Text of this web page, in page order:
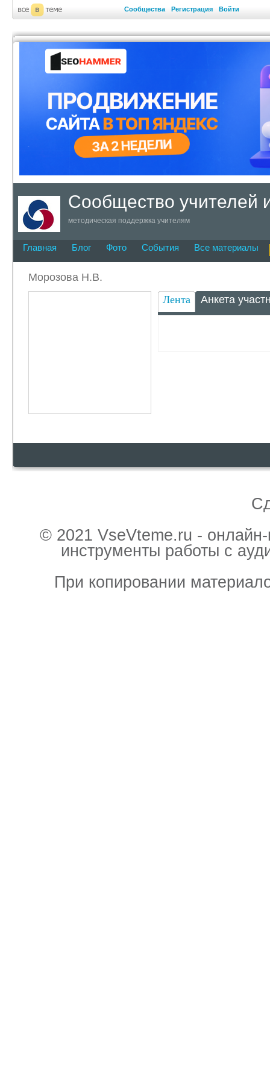
Сообщества Регистрация Войти
Сообщество учителей
методическая поддержка учителям
Главная Блог Фото События Все материалы
Морозова Н.В.
Лента
Анкета
© 2021 VseVteme.ru -
инструменты работы с
При копировании